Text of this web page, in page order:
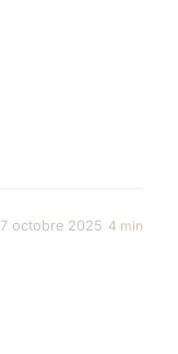
7 octobre 2025 4 min